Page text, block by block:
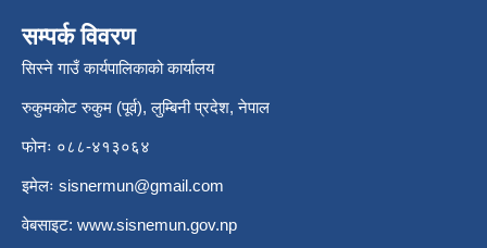
सम्पर्क विवरण
सिस्ने गाउँ कार्यपालिकाको कार्यालय
रुकुमकोट रुकुम (पूर्व), लुम्बिनी प्रदेश, नेपाल
फोनः ०८८-४१३०६४
इमेलः sisnermun@gmail.com
वेबसाइट: www.sisnemun.gov.np